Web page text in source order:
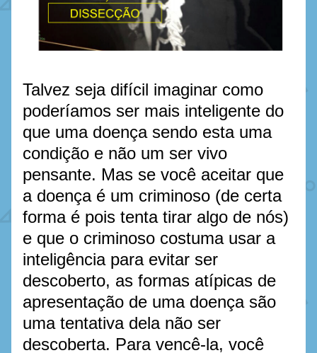
Talvez seja difícil imaginar como
poderíamos ser mais inteligente do
que uma doença sendo esta uma
condição e não um ser vivo
pensante. Mas se você aceitar que
a doença é um criminoso (de certa
forma é pois tenta tirar algo de nós)
e que o criminoso costuma usar a
inteligência para evitar ser
descoberto, as formas atípicas de
apresentação de uma doença são
uma tentativa dela não ser
descoberta. Para vencê-la, você